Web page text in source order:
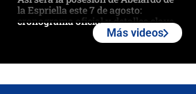
la Espriella este 7 de agosto:
cronograma oficial y detalles clave
Más videos